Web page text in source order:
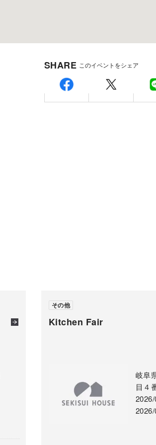
SHARE このイベントをシェア
Kitchen Fair
その他
岐阜
目４